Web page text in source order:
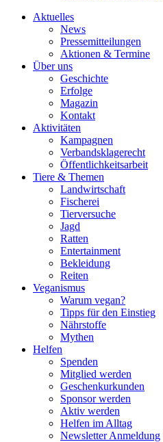
Aktuelles
News
Pressemitteilungen
Aktionen & Termine
Über uns
Geschichte
Erfolge
Magazin
Kontakt
Aktivitäten
Kampagnen
Verbandsklagerecht
Öffentlichkeitsarbeit
Tiere & Themen
Landwirtschaft
Fischerei
Tierversuche
Jagd
Ratten
Entertainment
Bekleidung
Reiten
Veganismus
Warum vegan?
Tipps für den Einstieg
Nährstoffe
Mythen
Helfen
Spenden
Mitglied werden
Geschenkurkunden
Sponsor werden
Aktiv werden
Helfen im Alltag
Newsletter Anmeldung